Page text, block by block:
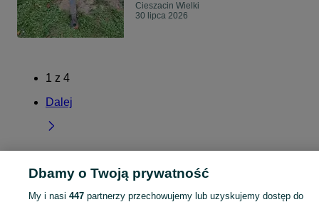
Cieszacin Wielki
30 lipca 2026
1 z 4
Dalej
Strona główna Podkarpackie Cieszacin Wielki
Dbamy o Twoją prywatność
My i nasi 447partnerzy przechowujemy lub uzyskujemy dostęp do